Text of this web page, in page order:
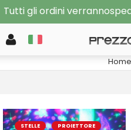
Tutti gli ordini
Home
STELLE PROIETTORE